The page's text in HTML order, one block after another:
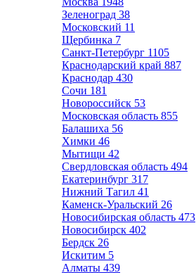
Зеленоград 38
Московский 11
Щербинка 7
Санкт-Петербург 1105
Краснодарский край 887
Краснодар 430
Сочи 181
Новороссийск 53
Московская область 855
Балашиха 56
Химки 46
Мытищи 42
Свердловская область 494
Екатеринбург 317
Нижний Тагил 41
Каменск-Уральский 26
Новосибирская область 473
Новосибирск 402
Бердск 26
Искитим 5
Алматы 439